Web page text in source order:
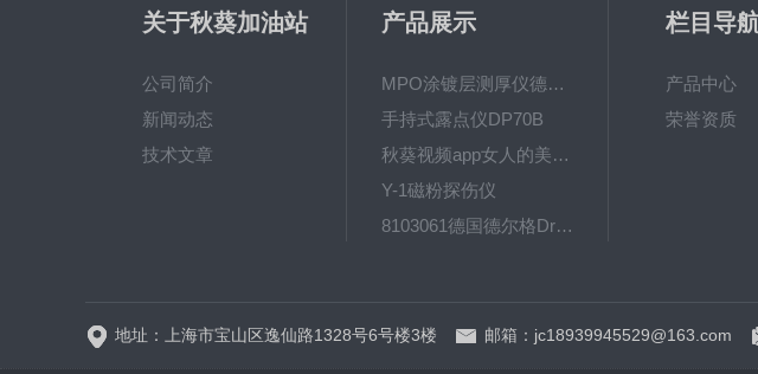
关于秋葵加油站
公司简介
新闻动态
技术文章
产品展示
MPO涂镀层测厚仪德国菲希尔FISCHER
手持式露点仪DP70B
秋葵视频app女人的美容院 600BF秋葵视频app下载安装
Y-1磁粉探伤仪
8103061德国德尔格Dräger检测管
栏目导
产品中心
荣誉资质
地址：上海市宝山区逸仙路1328号6号楼3楼 邮箱：jc18939945529@163.com